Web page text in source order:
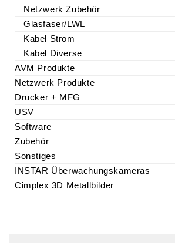
Netzwerk Zubehör
Glasfaser/LWL
Kabel Strom
Kabel Diverse
AVM Produkte
Netzwerk Produkte
Drucker + MFG
USV
Software
Zubehör
Sonstiges
INSTAR Überwachungskameras
Cimplex 3D Metallbilder